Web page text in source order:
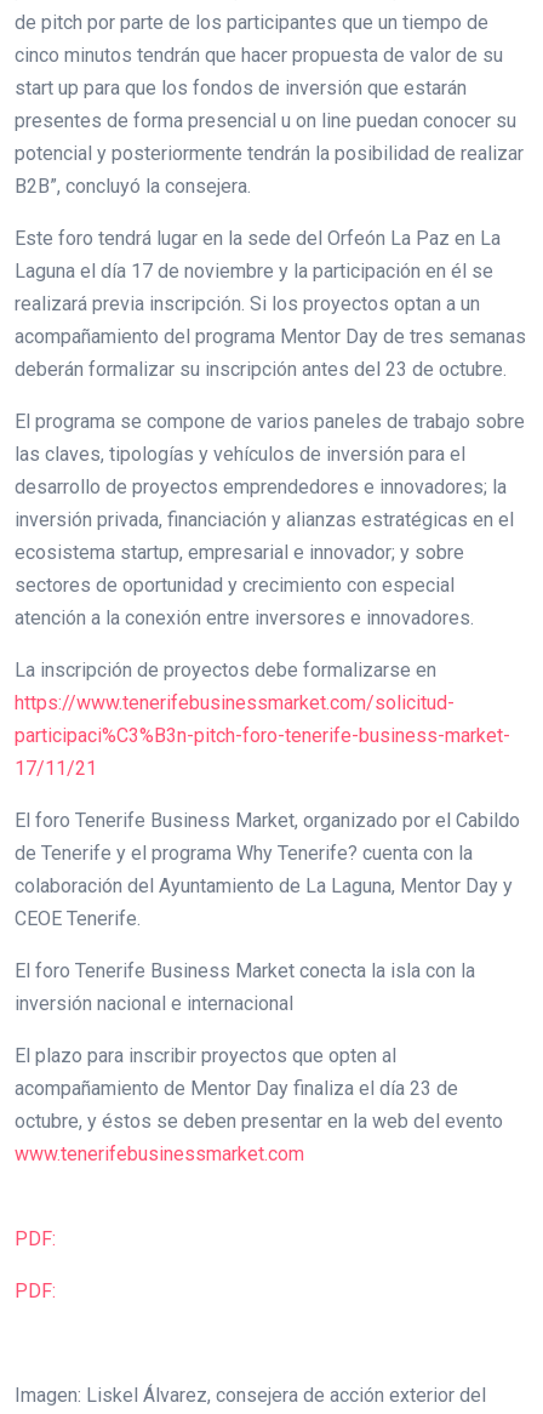
de pitch por parte de los participantes que un tiempo de
cinco minutos tendrán que hacer propuesta de valor de su
start up para que los fondos de inversión que estarán
presentes de forma presencial u on line puedan conocer su
potencial y posteriormente tendrán la posibilidad de realizar
B2B”, concluyó la consejera.
Este foro tendrá lugar en la sede del Orfeón La Paz en La
Laguna el día 17 de noviembre y la participación en él se
realizará previa inscripción. Si los proyectos optan a un
acompañamiento del programa Mentor Day de tres semanas
deberán formalizar su inscripción antes del 23 de octubre.
El programa se compone de varios paneles de trabajo sobre
las claves, tipologías y vehículos de inversión para el
desarrollo de proyectos emprendedores e innovadores; la
inversión privada, financiación y alianzas estratégicas en el
ecosistema startup, empresarial e innovador; y sobre
sectores de oportunidad y crecimiento con especial
atención a la conexión entre inversores e innovadores.
La inscripción de proyectos debe formalizarse en
https://www.tenerifebusinessmarket.com/solicitud-
participaci%C3%B3n-pitch-foro-tenerife-business-market-
17/11/21
El foro Tenerife Business Market, organizado por el Cabildo
de Tenerife y el programa Why Tenerife? cuenta con la
colaboración del Ayuntamiento de La Laguna, Mentor Day y
CEOE Tenerife.
El foro Tenerife Business Market conecta la isla con la
inversión nacional e internacional
El plazo para inscribir proyectos que opten al
acompañamiento de Mentor Day finaliza el día 23 de
octubre, y éstos se deben presentar en la web del evento
www.tenerifebusinessmarket.com
PDF:
PDF:
Imagen: Liskel Álvarez, consejera de acción exterior del